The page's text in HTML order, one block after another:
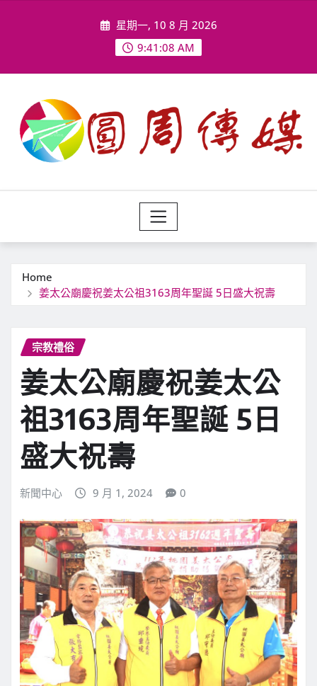
星期一, 10 8 月 2026
9:41:10 AM
Home
姜太公廟慶祝姜太公祖3163周年聖誕 5日盛大祝壽
宗教禮俗
姜太公廟慶祝姜太公
祖3163周年聖誕 5日
盛大祝壽
新聞中心 9 月 1, 2024 0